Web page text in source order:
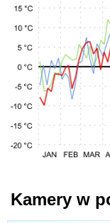
Kamery w